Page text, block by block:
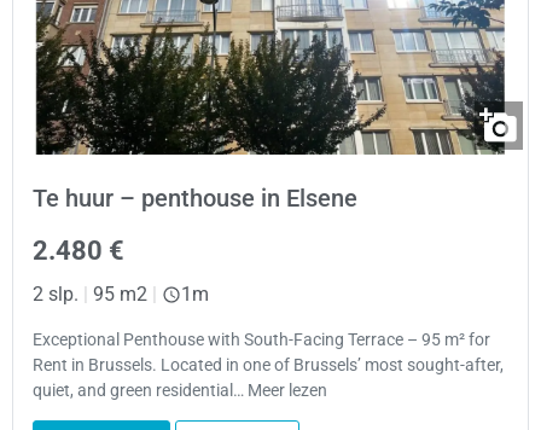
Te huur – penthouse in Elsene
2.480 €
2 slp. 95 m2 1m
Exceptional Penthouse with South-Facing Terrace – 95 m² for
Rent in Brussels. Located in one of Brussels’ most sought-after,
quiet, and green residential… Meer lezen